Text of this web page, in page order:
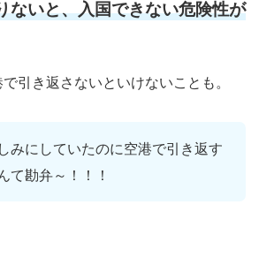
ないと、入国できない危険性が
引き返さないといけないことも。
みにしていたのに空港で引き返す
て勘弁～！！！